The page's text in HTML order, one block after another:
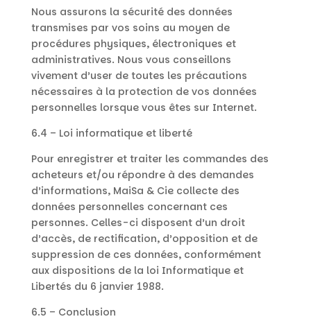
Nous assurons la sécurité des données
transmises par vos soins au moyen de
procédures physiques, électroniques et
administratives. Nous vous conseillons
vivement d’user de toutes les précautions
nécessaires à la protection de vos données
personnelles lorsque vous êtes sur Internet.
6.4 – Loi informatique et liberté
Pour enregistrer et traiter les commandes des
acheteurs et/ou répondre à des demandes
d’informations, MaiSa & Cie collecte des
données personnelles concernant ces
personnes. Celles-ci disposent d’un droit
d’accès, de rectification, d’opposition et de
suppression de ces données, conformément
aux dispositions de la loi Informatique et
Libertés du 6 janvier 1988.
6.5 – Conclusion